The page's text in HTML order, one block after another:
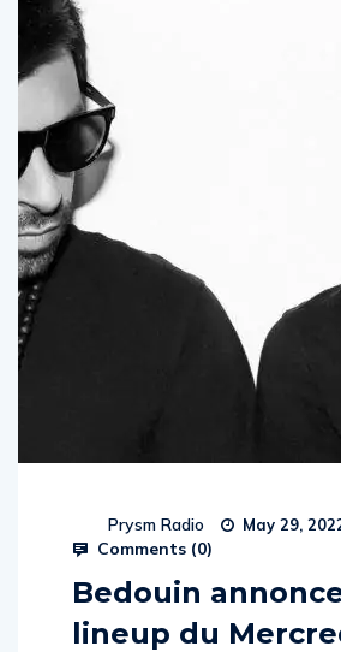
Prysm Radio May 29,
Comments (0)
Bedouin
lineup du